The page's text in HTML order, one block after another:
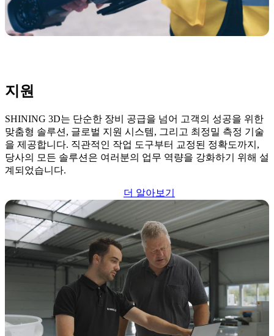
지원
SHINING 3D는 단순한 장비 공급을 넘어 고객의 성공을 위한
맞춤형 솔루션, 글로벌 지원 시스템, 그리고 최정밀 측정 기술
을 제공합니다. 직관적인 작업 도구부터 교정된 정확도까지,
당사의 모든 솔루션은 여러분의 업무 역량을 강화하기 위해 설
계되었습니다.
더 알아보기